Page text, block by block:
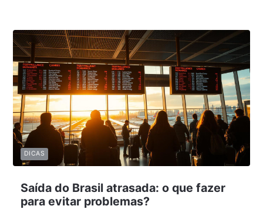
Saída do Brasil atrasada: o que fazer
para evitar problemas?
DICAS